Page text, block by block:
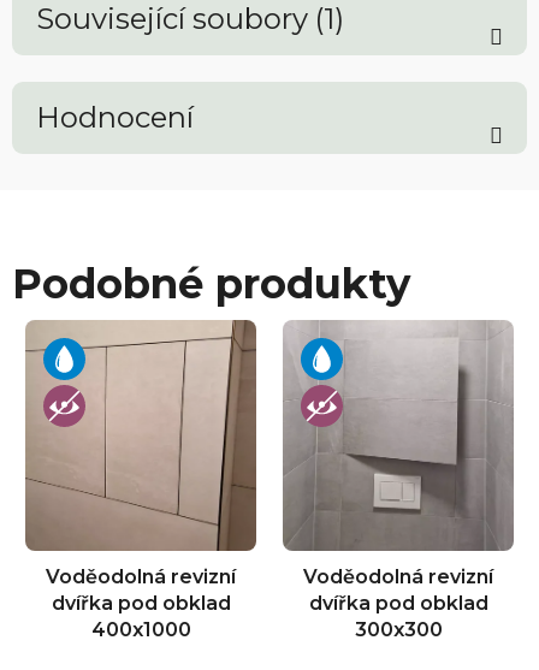
Související soubory (1)
Hodnocení
Podobné produkty
Voděodolná revizní
dvířka pod obklad
400x1000
Voděodolná revizní
dvířka pod obklad
300x300